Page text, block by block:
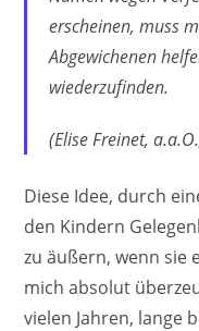
erscheinen, muss
Abgewichenen
wiederzufinden.
(Elise Freinet,
Diese Idee, durch
den Kindern
zu äußern, wenn sie
mich absolut
vielen Jahren, lange